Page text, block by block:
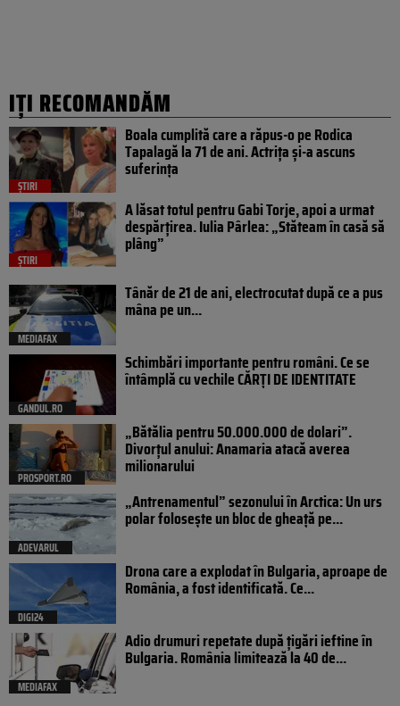
IȚI RECOMANDĂM
ȘTIRI
Boala cumplită care a răpus-o pe Rodica
Tapalagă la 71 de ani. Actrița și-a ascuns
suferința
ȘTIRI
A lăsat totul pentru Gabi Torje, apoi a urmat
despărțirea. Iulia Pârlea: „Stăteam în casă să
plâng”
MEDIAFAX
Tânăr de 21 de ani, electrocutat după ce a pus
mâna pe un...
GANDUL.RO
Schimbări importante pentru români. Ce se
întâmplă cu vechile CĂRȚI DE IDENTITATE
PROSPORT.RO
„Bătălia pentru 50.000.000 de dolari”.
Divorțul anului: Anamaria atacă averea
milionarului
ADEVARUL
„Antrenamentul” sezonului în Arctica: Un urs
polar folosește un bloc de gheață pe...
DIGI24
Drona care a explodat în Bulgaria, aproape de
România, a fost identificată. Ce...
MEDIAFAX
Adio drumuri repetate după țigări ieftine în
Bulgaria. România limitează la 40 de...